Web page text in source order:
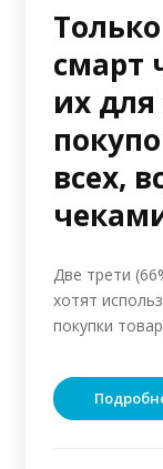
смарт
их
всех,
Две трети
хотят
покупки